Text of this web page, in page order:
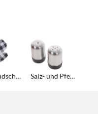
Grillhandschuh Salz- und Pfefferstreuer